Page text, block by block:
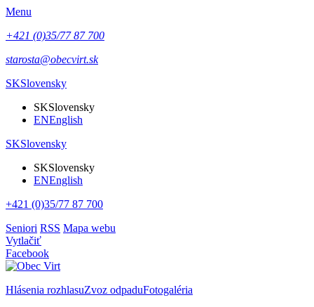
Menu
+421 (0)35/77 87 700
starosta@obecvirt.sk
SKSlovensky
SKSlovensky
ENEnglish
SKSlovensky
SKSlovensky
ENEnglish
+421 (0)35/77 87 700
Seniori RSS Mapa webu
Vytlačiť
Facebook
Hlásenia rozhlasuZvoz odpaduFotogaléria